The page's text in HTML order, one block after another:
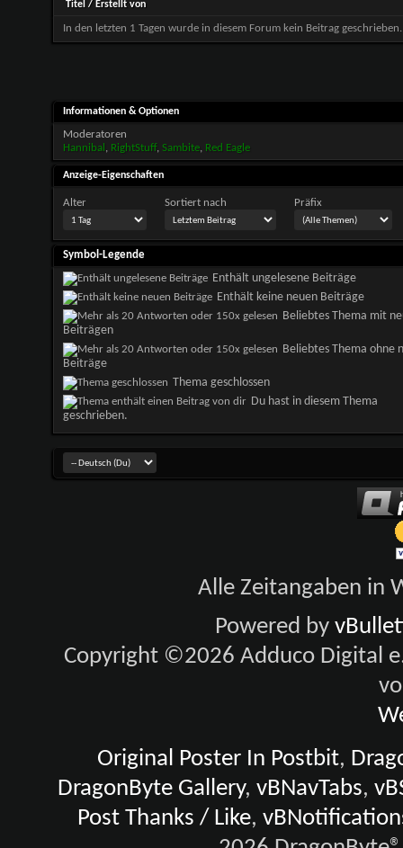
Titel / Erstellt von
In den letzten 1 Tagen wurde in diesem Forum kein Beitrag geschrieben.
Informationen & Optionen
Moderatoren
Hannibal , RightStuff, Sambite, Red Eagle
Anzeige-Eigenschaften
Alter Sortiert nach Präfix
Symbol-Legende
Enthält ungelesene Beiträge
Enthält keine neuen Beiträge
Beliebtes Thema mit
Beiträgen
Beliebtes Thema ohne
Beiträge
Thema geschlossen
Du hast in diesem Thema
geschrieben.
Alle Zeitangaben in
Powered by
Copyright ©2026 Adduco Digital
Original Poster In Postbit,
DragonByte Gallery,vBNavTabs,
Post Thanks / Like,